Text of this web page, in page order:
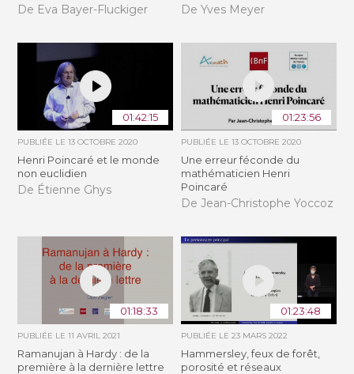
De Eva Bayer-Fluckiger De Yves Meyer
01:42:15
PUBLIÉE LE13 OCTOBRE 2020
Henri Poincaré et le monde
non euclidien
De Étienne Ghys
01:23:56
PUBLIÉE LE 13 OCTOBRE 2020
Une erreur féconde du
mathématicien Henri
Poincaré
De Jean-Christophe Yoccoz
01:18:33
PUBLIÉE LE11 AVRIL 2021
Ramanujan à Hardy : de la
première à la dernière lettre
01:23:48
PUBLIÉE LE 23 MARS 2022
Hammersley, feux de forêt,
porosité et réseaux